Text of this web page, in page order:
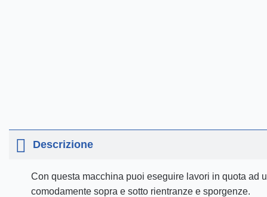
Descrizione
Con questa macchina puoi eseguire lavori in quota ad
comodamente sopra e sotto rientranze e sporgenze.